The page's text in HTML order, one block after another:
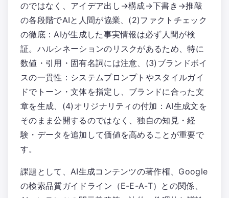
のではなく、アイデア出し→構成→下書き→推敲
の各段階でAIと人間が協業、(2)ファクトチェック
の徹底：AIが生成した事実情報は必ず人間が検
証。ハルシネーションのリスクがあるため、特に
数値・引用・固有名詞には注意、(3)ブランドボイ
スの一貫性：システムプロンプトやスタイルガイ
ドでトーン・文体を指定し、ブランドに合った文
章を生成、(4)オリジナリティの付加：AI生成文を
そのまま公開するのではなく、独自の知見・経
験・データを追加して価値を高めることが重要で
す。
課題として、AI生成コンテンツの著作権、Google
の検索品質ガイドライン（E-E-A-T）との関係、